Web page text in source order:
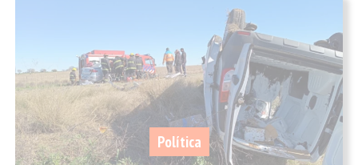
Política